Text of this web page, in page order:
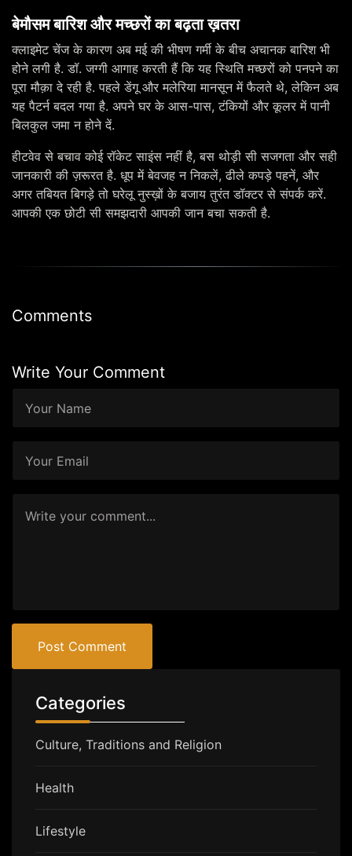
बेमौसम बारिश और मच्छरों का बढ़ता ख़तरा
क्लाइमेट चेंज के कारण अब मई की भीषण गर्मी के बीच अचानक बारिश भी
होने लगी है. डॉ. जग्गी आगाह करती हैं कि यह स्थिति मच्छरों को पनपने का
पूरा मौक़ा दे रही है. पहले डेंगू और मलेरिया मानसून में फैलते थे, लेकिन अब
यह पैटर्न बदल गया है. अपने घर के आस-पास, टंकियों और कूलर में पानी
बिलकुल जमा न होने दें.
हीटवेव से बचाव कोई रॉकेट साइंस नहीं है, बस थोड़ी सी सजगता और सही
जानकारी की ज़रूरत है. धूप में बेवजह न निकलें, ढीले कपड़े पहनें, और
अगर तबियत बिगड़े तो घरेलू नुस्ख़ों के बजाय तुरंत डॉक्टर से संपर्क करें.
आपकी एक छोटी सी समझदारी आपकी जान बचा सकती है.
Comments
Write Your Comment
Post Comment
Categories
Culture, Traditions and Religion
Health
Lifestyle